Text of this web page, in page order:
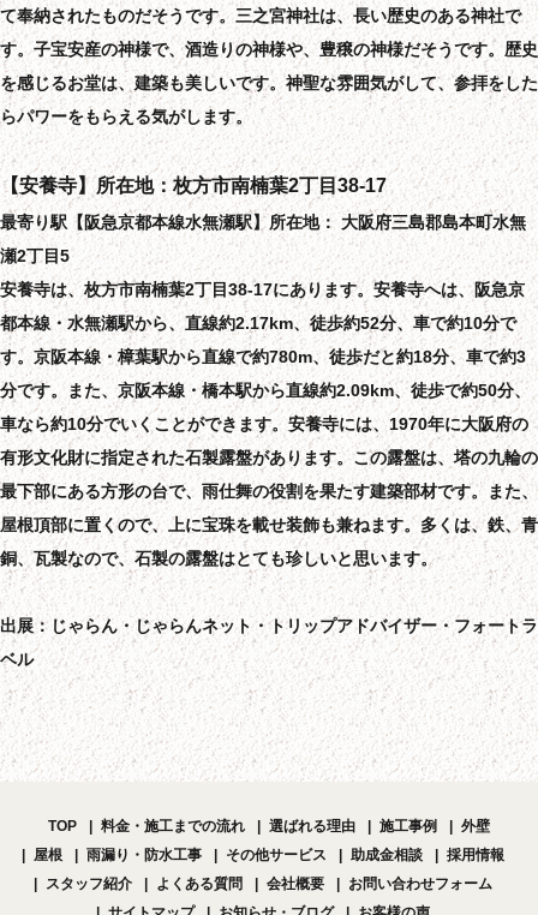
て奉納されたものだそうです。三之宮神社は、長い歴史のある神社で
す。子宝安産の神様で、酒造りの神様や、豊穣の神様だそうです。歴史
を感じるお堂は、建築も美しいです。神聖な雰囲気がして、参拝をした
らパワーをもらえる気がします。
【安養寺】所在地：枚方市南楠葉2丁目38-17
最寄り駅【阪急京都本線水無瀬駅】所在地： 大阪府三島郡島本町水無
瀬2丁目5
安養寺は、枚方市南楠葉2丁目38-17にあります。安養寺へは、阪急京
都本線・水無瀬駅から、直線約2.17km、徒歩約52分、車で約10分で
す。京阪本線・樟葉駅から直線で約780m、徒歩だと約18分、車で約3
分です。また、京阪本線・橋本駅から直線約2.09km、徒歩で約50分、
車なら約10分でいくことができます。安養寺には、1970年に大阪府の
有形文化財に指定された石製露盤があります。この露盤は、塔の九輪の
最下部にある方形の台で、雨仕舞の役割を果たす建築部材です。また、
屋根頂部に置くので、上に宝珠を載せ装飾も兼ねます。多くは、鉄、青
銅、瓦製なので、石製の露盤はとても珍しいと思います。
出展：じゃらん・じゃらんネット・トリップアドバイザー・フォートラ
ベル
TOP 料金・施工までの流れ 選ばれる理由 施工事例
外壁
屋根
雨漏り・防水工事 その他サービス 助成金相談
採用情報
スタッフ紹介
よくある質問 会社概要
お問い合わせフォーム